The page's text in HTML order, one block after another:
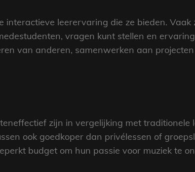
interactieve leerervaring die ze bieden.
vragen kunt stellen en
van anderen, samenwerken aan
zijn in vergelijking met traditionele
ook goedkoper dan privélessen of
budget om hun passie voor muziek te